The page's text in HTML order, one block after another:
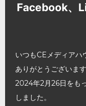
Facebook、
いつもCEメディアハ
ありがとうございます
2024年2月26日をも
しました。